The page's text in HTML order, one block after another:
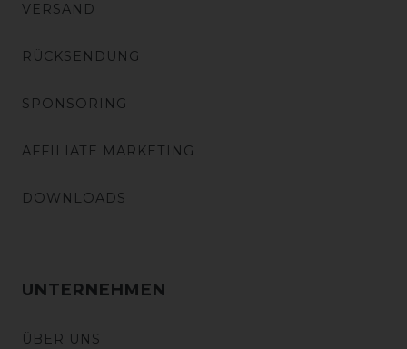
VERSAND
RÜCKSENDUNG
SPONSORING
AFFILIATE MARKETING
DOWNLOADS
UNTERNEHMEN
ÜBER UNS